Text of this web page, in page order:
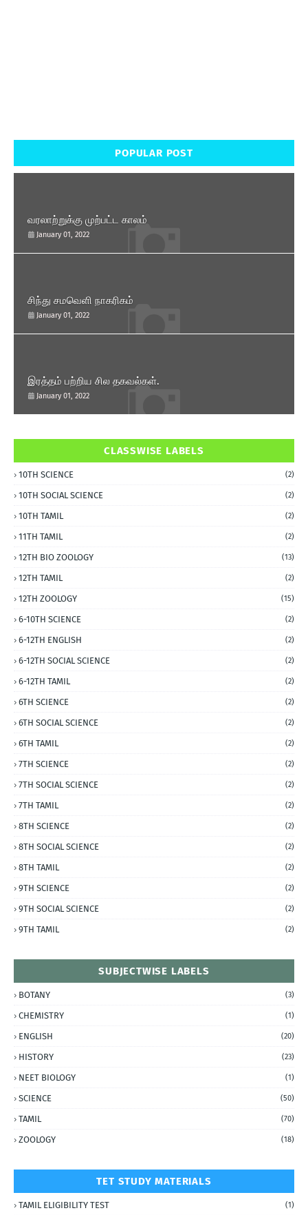
POPULAR POST
வரலாற்றுக்கு முற்பட்ட காலம்
January 01, 2022
சிந்து சமவெளி நாகரிகம்
January 01, 2022
இரத்தம் பற்றிய சில தகவல்கள்.
January 01, 2022
CLASSWISE LABELS
10TH SCIENCE (2)
10TH SOCIAL SCIENCE (2)
10TH TAMIL (2)
11TH TAMIL (2)
12TH BIO ZOOLOGY (13)
12TH TAMIL (2)
12TH ZOOLOGY (15)
6-10TH SCIENCE (2)
6-12TH ENGLISH (2)
6-12TH SOCIAL SCIENCE (2)
6-12TH TAMIL (2)
6TH SCIENCE (2)
6TH SOCIAL SCIENCE (2)
6TH TAMIL (2)
7TH SCIENCE (2)
7TH SOCIAL SCIENCE (2)
7TH TAMIL (2)
8TH SCIENCE (2)
8TH SOCIAL SCIENCE (2)
8TH TAMIL (2)
9TH SCIENCE (2)
9TH SOCIAL SCIENCE (2)
9TH TAMIL (2)
SUBJECTWISE LABELS
BOTANY (3)
CHEMISTRY (1)
ENGLISH (20)
HISTORY (23)
NEET BIOLOGY (1)
SCIENCE (50)
TAMIL (70)
ZOOLOGY (18)
TET STUDY MATERIALS
TAMIL ELIGIBILITY TEST (1)